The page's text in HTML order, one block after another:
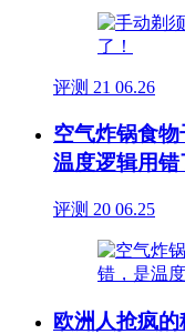
评测 21 06.26
空气炸锅食
温度逻辑用错
评测 20 06.25
欧洲人抢疯